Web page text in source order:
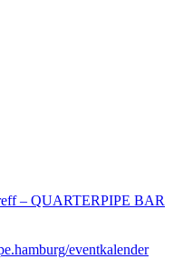
– QUARTERPIPE BAR
eventkalender